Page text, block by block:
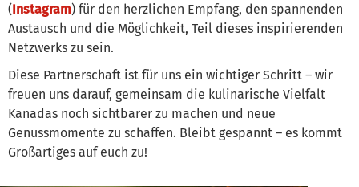
(Instagram) für den herzlichen Empfang, den spannenden
Austausch und die Möglichkeit, Teil dieses inspirierenden
Netzwerks zu sein.
Diese Partnerschaft ist für uns ein wichtiger Schritt – wir
freuen uns darauf, gemeinsam die kulinarische Vielfalt
Kanadas noch sichtbarer zu machen und neue
Genussmomente zu schaffen. Bleibt gespannt – es kommt
Großartiges auf euch zu!